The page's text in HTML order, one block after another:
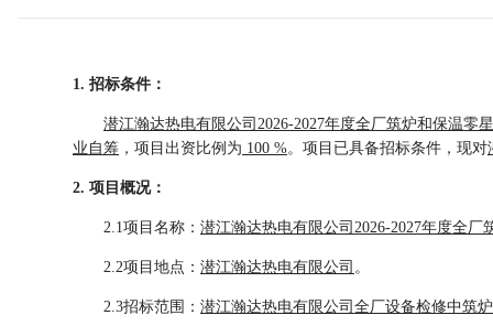
1. 招标条件：
潜江瀚达热电有限公司 2026-2027年度全厂筑炉和保温零
业自筹 ，项目出资比例为 100 %。项目已具备招标条件，现对
2. 项目概况：
2.1项目名称： 潜江瀚达热电有限公司 2026-2027年度全厂
2.2项目地点： 潜江瀚达热电有限公司 。
2.3招标范围： 潜江瀚达热电有限公司全厂设备检修中筑